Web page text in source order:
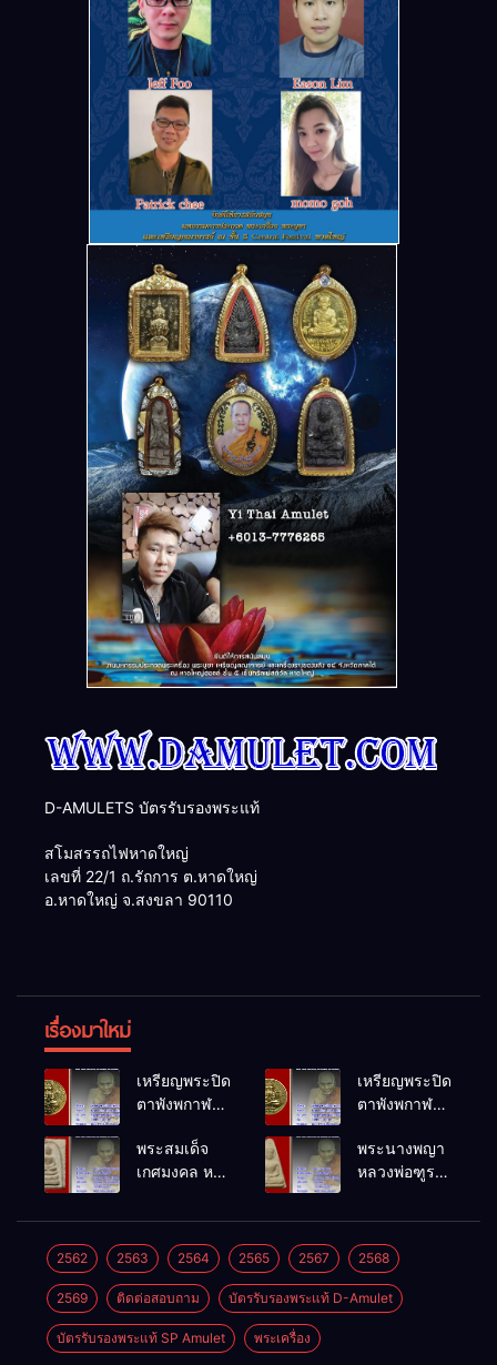
D-AMULETS บัตรรับรองพระแท้
สโมสรรถไฟหาดใหญ่
เลขที่ 22/1 ถ.รัถการ ต.หาดใหญ่
อ.หาดใหญ่ จ.สงขลา 90110
เรื่องมาใหม่
เหรียญพระปิด
ตาพังพกาฬ
เนื้อทองฝา
บาตร วัด
พ.ศ.2549
เหรียญพระปิด
ตาพังพกาฬ
เนื้อทองฝา
บาตร วัด
พ.ศ.2549
พระสมเด็จ
เกศมงคล หล
โพธิ์นิมิตร
พ.ศ.2512
พระนางพญา
หลวงพ่อฑูรย์
พ.ศ.2512
2562 2563 2564 2565 2567 2568
2569 ติดต่อสอบถาม บัตรรับรองพระแท้ D-Amulet
บัตรรับรองพระแท้ SP Amulet พระเครื่อง